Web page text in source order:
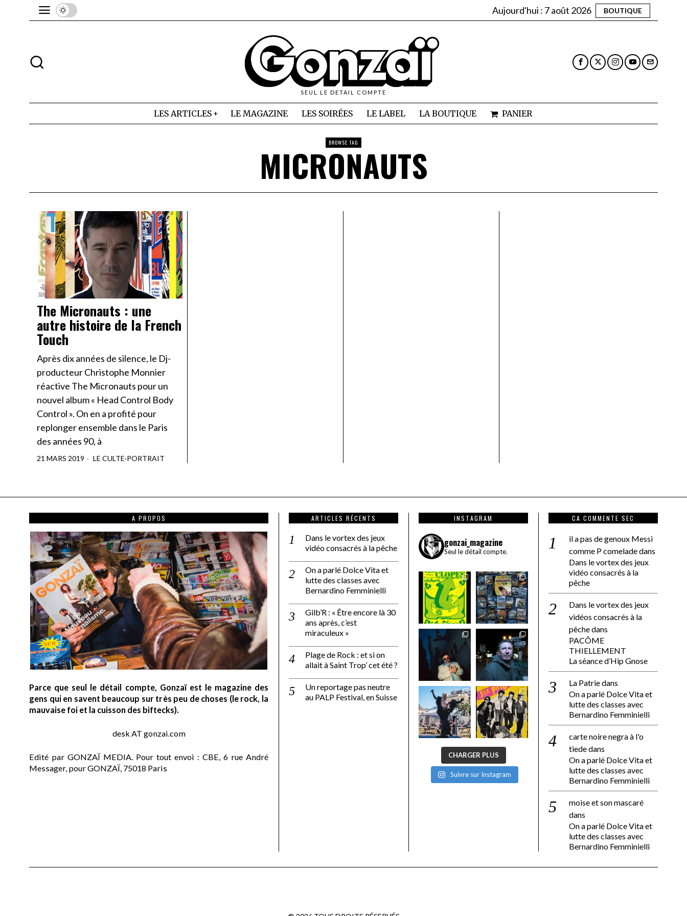
Aujourd'hui : 7 août 2026 BOUTIQUE
SEUL LE DETAIL COMPTE
LES ARTICLES LE MAGAZINE LES SOIRÉES LE LABEL LA BOUTIQUE PANIER
BROWSE TAG
MICRONAUTS
The Micronauts : une
autre histoire de la French
Touch
Après dix années de silence, le Dj-
producteur Christophe Monnier
réactive The Micronauts pour un
nouvel album « Head Control Body
Control ». On en a profité pour
replonger ensemble dans le Paris
des années 90, à
21 MARS 2019 LE CULTE·PORTRAIT
A PROPOS
Parce que seul le détail compte, Gonzaï est le magazine des
gens qui en savent beaucoup sur très peu de choses (le rock, la
mauvaise foi et la cuisson des biftecks).
desk AT gonzai.com
Edité par GONZAÏ MEDIA. Pour tout envoi : CBE, 6 rue André
Messager, pour GONZAÏ, 75018 Paris
ARTICLES RÉCENTS
Dans le vortex des jeux
vidéo consacrés à la pêche
On a parlé Dolce Vita et
lutte des classes avec
Bernardino Femminielli
Gilb’R : « Être encore là 30
ans après, c’est
miraculeux »
Plage de Rock : et si on
allait à Saint Trop’ cet été ?
Un reportage pas neutre
au PALP Festival, en Suisse
INSTAGRAM
gonzai_magazine
Seul le détail compte.
CHARGER PLUS
Suivre sur Instagram
CA COMMENTE SEC
il a pas de genoux Messi
comme P comeladedans
Dans le vortex des jeux
vidéo consacrés à la
pêche
Dans le vortex des jeux
vidéos consacrés à la
pêchedans
PACÔME
THIELLEMENT
La séance d’Hip Gnose
La Patriedans
On a parlé Dolce Vita et
lutte des classes avec
Bernardino Femminielli
carte noire negra à l'o
tiededans
On a parlé Dolce Vita et
lutte des classes avec
Bernardino Femminielli
moise et son mascaré
dans
On a parlé Dolce Vita et
lutte des classes avec
Bernardino Femminielli